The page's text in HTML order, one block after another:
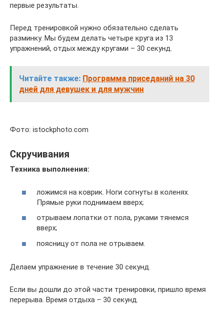
первые результаты.
Перед тренировкой нужно обязательно сделать
разминку. Мы будем делать четыре круга из 13
упражнений, отдых между кругами – 30 секунд.
Читайте также: Программа приседаний на 30
дней для девушек и для мужчин
Фото: istockphoto.com
Скручивания
Техника выполнения:
ложимся на коврик. Ноги согнуты в коленях.
Прямые руки поднимаем вверх;
отрываем лопатки от пола, руками тянемся
вверх;
поясницу от пола не отрываем.
Делаем упражнение в течение 30 секунд.
Если вы дошли до этой части тренировки, пришло время
перерыва. Время отдыха – 30 секунд.